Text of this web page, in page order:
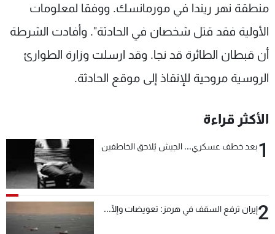
منطقة نهر ريندا في مورمانسك. ووفقا لمعلومات
الأولية فقد قتل شخصان في الحادثة". وأفادت الشرطة
أن قبطان الطائرة قد نجا. وقد ارسلت وزارة الطوارئ
الروسية مروحية للإنقاذ إلى موقع الحادثة.
الأكثر قراءة
1بعد خطف عسكري... الجيش يُلاحق الخاطفين
2إيران ترفع السقف في هرمز: تعويضات وإلّا...